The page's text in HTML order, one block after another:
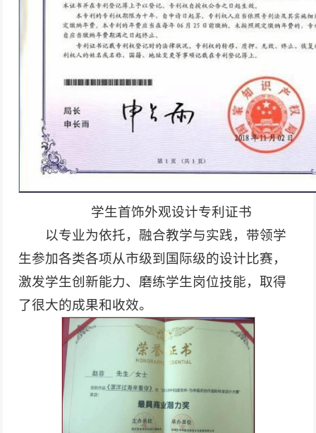
学生首饰外观设计专利证书
以专业为依托，融合教学与实践，带领学
生参加各类各项从市级到国际级的设计比赛，
激发学生创新能力、磨练学生岗位技能，取得
了很大的成果和收效。